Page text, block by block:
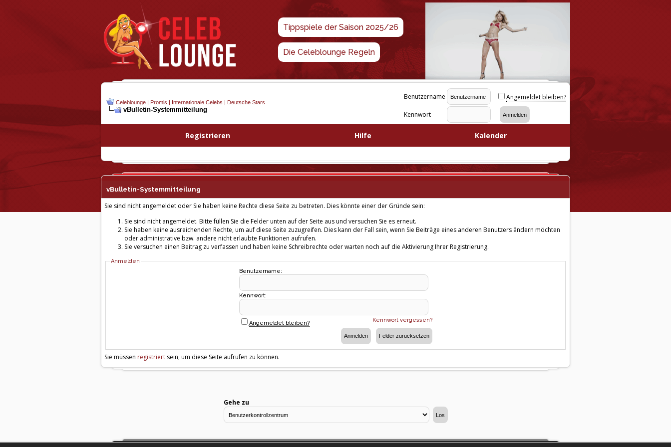
Tippspiele der Saison 2025/26
Die Celeblounge Regeln
Celeblounge | Promis | Internationale Celebs | Deutsche Stars
vBulletin-Systemmitteilung
Benutzername Angemeldet bleiben?
Kennwort
Registrieren Hilfe Kalender
vBulletin-Systemmitteilung
Sie sind nicht angemeldet oder Sie haben keine Rechte diese Seite zu betreten. Dies könnte einer der Gründe sein:
Sie sind nicht angemeldet. Bitte füllen Sie die Felder unten auf der Seite aus und versuchen Sie es erneut.
Sie haben keine ausreichenden Rechte, um auf diese Seite zuzugreifen. Dies kann der Fall sein, wenn Sie Beiträge eines anderen Benutzers ändern möchten
oder administrative bzw. andere nicht erlaubte Funktionen aufrufen.
Sie versuchen einen Beitrag zu verfassen und haben keine Schreibrechte oder warten noch auf die Aktivierung Ihrer Registrierung.
Anmelden
Benutzername:
Kennwort:
Kennwort vergessen?
Angemeldet bleiben?
Sie müssen registriert sein, um diese Seite aufrufen zu können.
Gehe zu